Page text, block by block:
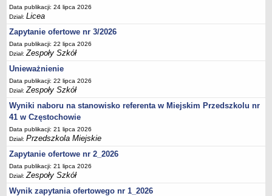
PONOWNE WYKORZYSTYWANIE
Sprawozdania
Deklaracja dostępności
DEKLARACJA DOSTĘPNOŚCI
OŚWIADCZENIA MAJĄTKOWE
PONOWNE WYKORZYSTYWANIE
UDOSTĘPNIANIE INFORMACJI PUBLICZNEJ
OCHRONA DANYCH OSOBOWYCH
Data publikacji: 24 lipca 2026
Dział:Licea
Zapytanie ofertowe nr 3/2026
Data publikacji: 22 lipca 2026
Dział:Zespoły Szkół
Unieważnienie
Data publikacji: 22 lipca 2026
Dział:Zespoły Szkół
Wyniki naboru na stanowisko referenta w Miejskim Przedszkolu nr
41 w Częstochowie
Data publikacji: 21 lipca 2026
Dział:Przedszkola Miejskie
Zapytanie ofertowe nr 2_2026
Data publikacji: 21 lipca 2026
Dział:Zespoły Szkół
Wynik zapytania ofertowego nr 1_2026